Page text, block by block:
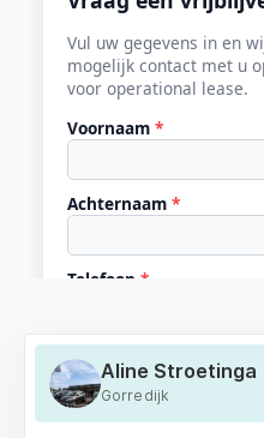
Aline Stroetinga
Gorredijk